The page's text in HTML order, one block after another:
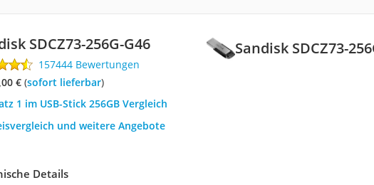
Sandisk SDCZ73-
SDCZ73-256G-G46
157444 Bewertungen
€( Sofort lieferbar)
1 im USB-Stick 256GB Vergleich
und weitere Angebote
Details